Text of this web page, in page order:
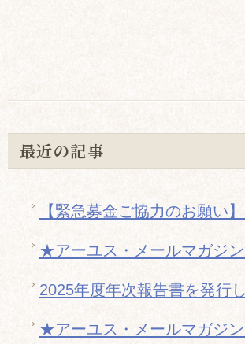
最近の記事
【緊急募金ご協力のお願い
★アーユス・メールマガジ
2025年度年次報告書を発行
★アーユス・メールマガジ